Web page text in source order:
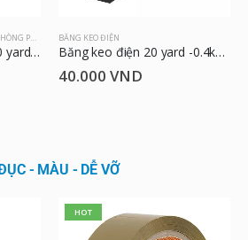
PHẨM
Băng keo văn phòng 10 yard -0.1kg-1.8cm
BĂNG KEO ĐIỆN
Băng keo điện 20 yard -0.4kg-1.8cm
40.000 VND
- MÀU - DỄ VỠ
HOT